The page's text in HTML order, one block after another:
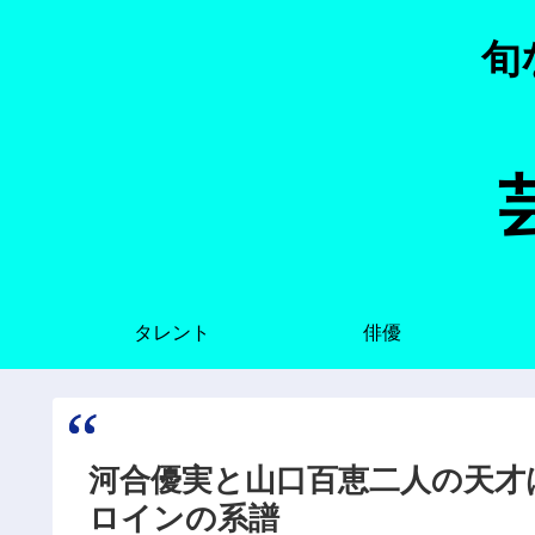
旬
タレント 俳優
河合優実と山口百恵二人の天
ロインの系譜